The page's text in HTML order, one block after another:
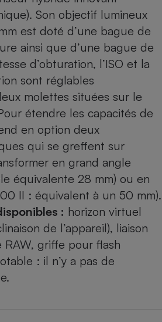
Son objectif lumineux
est doté d’une bague de
ainsi que d’une bague de
d’obturation, l’ISO et la
sont réglables
molettes situées sur le
étendre les capacités de
en option deux
qui se greffent sur
en grand angle
équivalente 28 mm) ou en
II : équivalent à un 50 mm).
: horizon virtuel
de l’appareil), liaison
RAW, griffe pour flash
: il n’y a pas de